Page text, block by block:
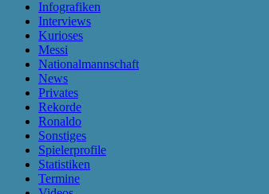
Infografiken
Interviews
Kurioses
Messi
Nationalmannschaft
News
Privates
Rekorde
Ronaldo
Sonstiges
Spielerprofile
Statistiken
Termine